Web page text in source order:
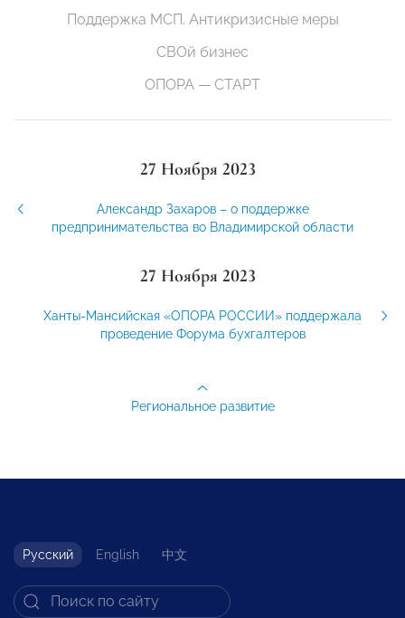
Поддержка МСП. Антикризисные меры
СВОй бизнес
ОПОРА — СТАРТ
27 Ноября 2023
Александр Захаров – о поддержке
предпринимательства во Владимирской области
27 Ноября 2023
Ханты-Мансийская «ОПОРА РОССИИ» поддержала
проведение Форума бухгалтеров
Региональное развитие
Русский English 中文